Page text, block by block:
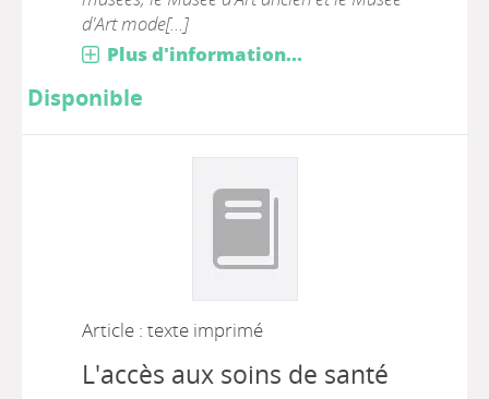
d'Art mode[...]
Plus d'information...
Disponible
Article : texte imprimé
L'accès aux soins de santé